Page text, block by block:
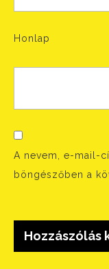
Honlap
A nevem, e-mail-
böngészőben a